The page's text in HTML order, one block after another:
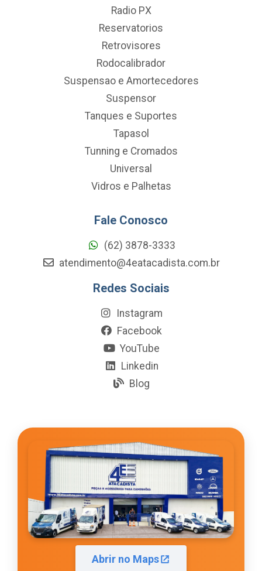
Radio PX
Reservatorios
Retrovisores
Rodocalibrador
Suspensao e Amortecedores
Suspensor
Tanques e Suportes
Tapasol
Tunning e Cromados
Universal
Vidros e Palhetas
Fale Conosco
(62) 3878-3333
atendimento@4eatacadista.com.br
Redes Sociais
Instagram
Facebook
YouTube
Linkedin
Blog
Abrir no Maps